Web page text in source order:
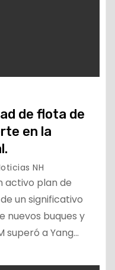
de flota de
en la
NH
activo plan de
un significativo
nuevos buques y
superó a Yang…